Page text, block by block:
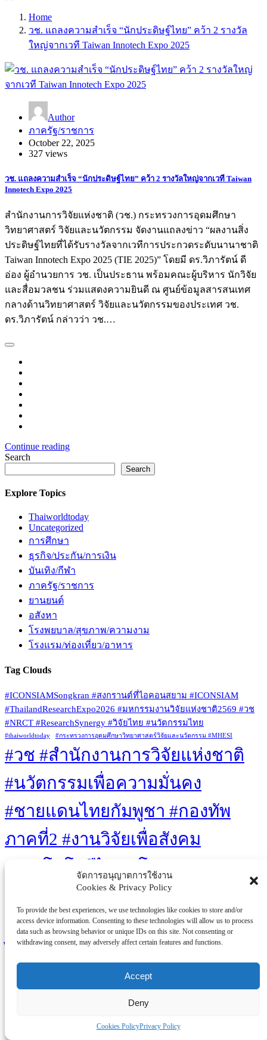
จัดการอนุญาตการใช้งาน
Cookies & Privacy Policy
To provide the best experiences, we use technologies like cookies to store and/or
access device information. Consenting to these technologies will allow us to process
data such as browsing behavior or unique IDs on this site. Not consenting or
withdrawing consent, may adversely affect certain features and functions.
Accept
Deny
Cookies PolicyPrivacy Policy
Home
วช. แถลงความสำเร็จ “นักประดิษฐ์ไทย” คว้า 2 รางวัล
ใหญ่จากเวที Taiwan Innotech Expo 2025
Author
ภาครัฐ/ราชการ
October 22, 2025
327 views
วช. แถลงความสำเร็จ “นักประดิษฐ์ไทย” คว้า 2 รางวัลใหญ่จากเวที Taiwan
Innotech Expo 2025
สำนักงานการวิจัยแห่งชาติ (วช.) กระทรวงการอุดมศึกษา
วิทยาศาสตร์ วิจัยและนวัตกรรม จัดงานแถลงข่าว “ผลงานสิ่ง
ประดิษฐ์ไทยที่ได้รับรางวัลจากเวทีการประกวดระดับนานาชาติ
Taiwan Innotech Expo 2025 (TIE 2025)” โดยมี ดร.วิภารัตน์ ดี
อ่อง ผู้อำนวยการ วช. เป็นประธาน พร้อมคณะผู้บริหาร นักวิจัย
และสื่อมวลชน ร่วมแสดงความยินดี ณ ศูนย์ข้อมูลสารสนเทศ
กลางด้านวิทยาศาสตร์ วิจัยและนวัตกรรมของประเทศ วช.
ดร.วิภารัตน์ กล่าวว่า วช.…
Continue reading
Search
Search
Explore Topics
Thaiworldtoday
Uncategorized
การศึกษา
ธุรกิจ/ประกัน/การเงิน
บันเทิง/กีฬา
ภาครัฐ/ราชการ
ยานยนต์
อสังหา
โรงพยบาล/สุขภาพ/ความงาม
โรงแรม/ท่องเที่ยว/อาหาร
Tag Clouds
#ICONSIAMSongkran #สงกรานต์ที่ไอคอนสยาม #ICONSIAM
#ThailandResearchExpo2026 #มหกรรมงานวิจัยแห่งชาติ2569 #วช
#NRCT #ResearchSynergy #วิจัยไทย #นวัตกรรมไทย
#thaiworldtoday #กระทรวงการอุดมศึกษาวิทยาศาสตร์วิจัยและนวัตกรรม #MHESI
#วช #สำนักงานการวิจัยแห่งชาติ
#นวัตกรรมเพื่อความมั่นคง
#ชายแดนไทยกัมพูชา #กองทัพ
ภาคที่2 #งานวิจัยเพื่อสังคม
#เทคโนโลยีไทย #โดรนลาด
ตระเวน #บล็อกผนังนวัตกรรมสี
เขียว #เท้าเทียมไดนามิก #ไทยวิจัย
ไทยทำ
Renewable Energy Sustainability Technology Video Games